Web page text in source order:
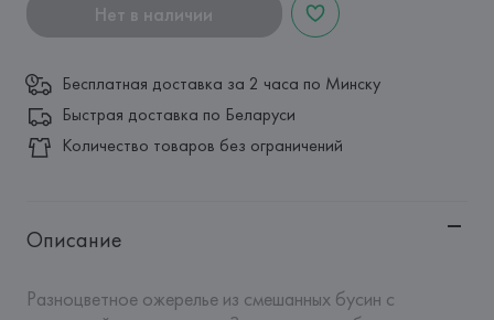
Нет в наличии
Бесплатная доставка за 2 часа по Минску
Быстрая доставка по Беларуси
Количество товаров без ограничений
Описание
Разноцветное ожерелье из смешанных бусин с